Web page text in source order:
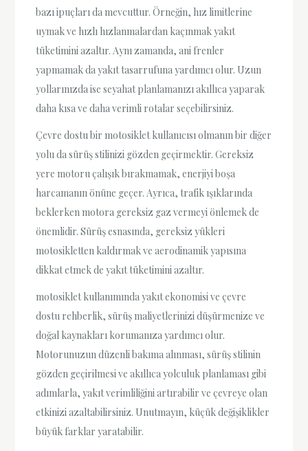
bazı ipuçları da mevcuttur. Örneğin, hız limitlerine
uymak ve hızlı hızlanmalardan kaçınmak yakıt
tüketimini azaltır. Aynı zamanda, ani frenler
yapmamak da yakıt tasarrufuna yardımcı olur. Uzun
yollarınızda ise seyahat planlamanızı akıllıca yaparak
daha kısa ve daha verimli rotalar seçebilirsiniz.
Çevre dostu bir motosiklet kullanıcısı olmanın bir diğer
yolu da sürüş stilinizi gözden geçirmektir. Gereksiz
yere motoru çalışık bırakmamak, enerjiyi boşa
harcamanın önüne geçer. Ayrıca, trafik ışıklarında
beklerken motora gereksiz gaz vermeyi önlemek de
önemlidir. Sürüş esnasında, gereksiz yükleri
motosikletten kaldırmak ve aerodinamik yapısına
dikkat etmek de yakıt tüketimini azaltır.
motosiklet kullanımında yakıt ekonomisi ve çevre
dostu rehberlik, sürüş maliyetlerinizi düşürmenize ve
doğal kaynakları korumanıza yardımcı olur.
Motorunuzun düzenli bakıma alınması, sürüş stilinin
gözden geçirilmesi ve akıllıca yolculuk planlaması gibi
adımlarla, yakıt verimliliğini artırabilir ve çevreye olan
etkinizi azaltabilirsiniz. Unutmayın, küçük değişiklikler
büyük farklar yaratabilir.